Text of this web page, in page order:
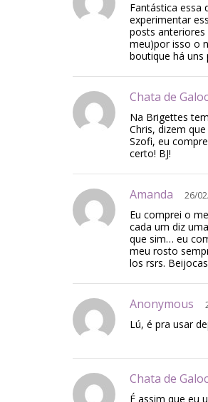
Fantástica essa
experimentar
posts
meu)por isso o
boutique há uns
Chata de
Na Brigettes
Chris, dizem
Szofi, eu
certo! BJ!
Amanda 26/
Eu comprei o
cada um diz
que sim… eu
meu rosto
los rsrs.
Anonymous
Lú, é pra usar
Chata de
É assim que eu